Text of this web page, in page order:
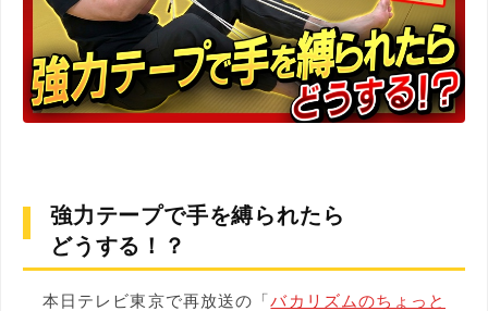
強力テープで手を縛られたら
どうする！？
本日テレビ東京で再放送の「バカリズムのちょっと